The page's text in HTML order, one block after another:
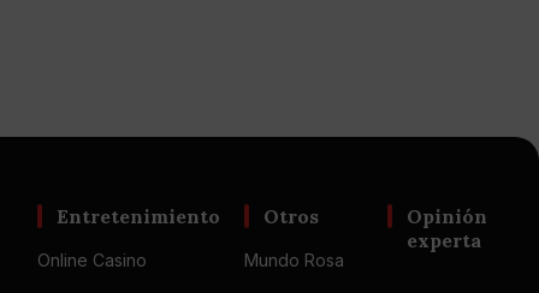
Entretenimiento
Online Casino
Otros
Mundo Rosa
Opinión
experta